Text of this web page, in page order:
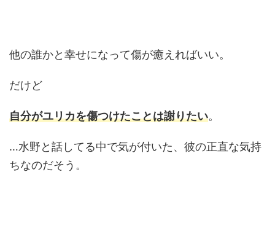
他の誰かと幸せになって傷が癒えればいい。
だけど
自分がユリカを傷つけたことは謝りたい。
…水野と話してる中で気が付いた、彼の正直な気持
ちなのだそう。